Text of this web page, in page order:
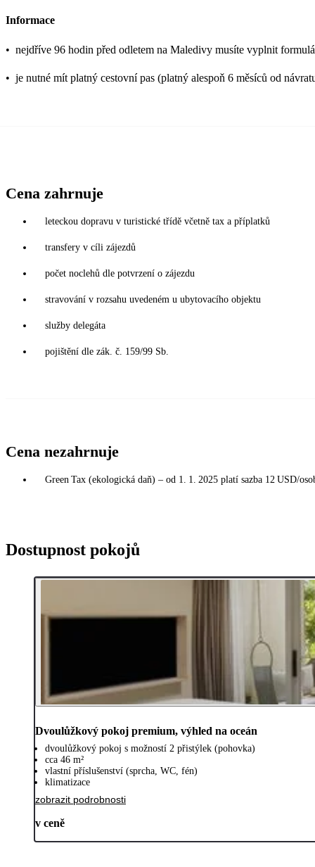
Informace
• nejdříve 96 hodin před odletem na Maledivy musíte vyplnit
• je nutné mít platný cestovní pas (platný alespoň 6 měsíců od
Cena zahrnuje
leteckou dopravu v turistické třídě včetně tax a příplatků
transfery v cíli zájezdů
počet noclehů dle potvrzení o zájezdu
stravování v rozsahu uvedeném u ubytovacího objektu
služby delegáta
pojištění dle zák. č. 159/99 Sb.
Cena nezahrnuje
Green Tax (ekologická daň) – od 1. 1. 2025 platí sazba 12 USD/
Dostupnost pokojů
Dvoulůžkový pokoj premium, výhled na oceán
dvoulůžkový pokoj s možností 2 přistýlek (pohovka)
cca 46 m²
vlastní příslušenství (sprcha, WC, fén)
klimatizace
zobrazit podrobnosti
v ceně